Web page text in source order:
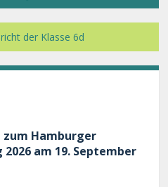
der Klasse 6d
zum Hamburger
am 19. September